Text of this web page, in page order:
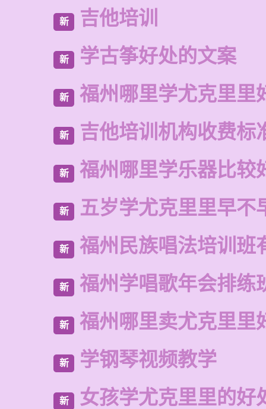
新 吉他培训
新 学古筝好处的文案
新 福州哪里学尤克里里
新 吉他培训机构收费标
新 福州哪里学乐器比较
新 五岁学尤克里里早不
新 福州民族唱法培训班
新 福州学唱歌年会排练
新 福州哪里卖尤克里里
新 学钢琴视频教学
新 女孩学尤克里里的好